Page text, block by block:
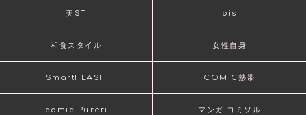
美ST bis
和食スタイル 女性自身
SmartFLASH COMIC熱帯
comic Pureri マンガ コミソル